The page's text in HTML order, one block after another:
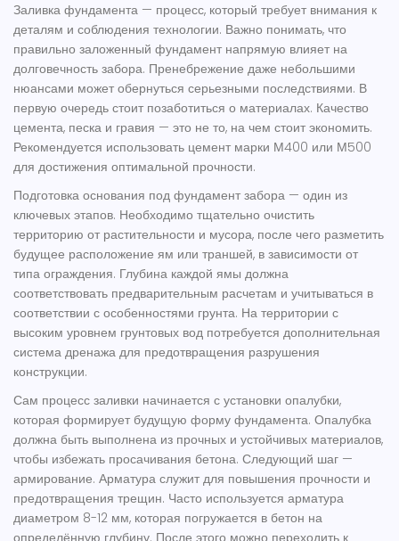
Заливка фундамента — процесс, который требует внимания к
деталям и соблюдения технологии. Важно понимать, что
правильно заложенный фундамент напрямую влияет на
долговечность забора. Пренебрежение даже небольшими
нюансами может обернуться серьезными последствиями. В
первую очередь стоит позаботиться о материалах. Качество
цемента, песка и гравия — это не то, на чем стоит экономить.
Рекомендуется использовать цемент марки М400 или М500
для достижения оптимальной прочности.
Подготовка основания под фундамент забора — один из
ключевых этапов. Необходимо тщательно очистить
территорию от растительности и мусора, после чего разметить
будущее расположение ям или траншей, в зависимости от
типа ограждения. Глубина каждой ямы должна
соответствовать предварительным расчетам и учитываться в
соответствии с особенностями грунта. На территории с
высоким уровнем грунтовых вод потребуется дополнительная
система дренажа для предотвращения разрушения
конструкции.
Сам процесс заливки начинается с установки опалубки,
которая формирует будущую форму фундамента. Опалубка
должна быть выполнена из прочных и устойчивых материалов,
чтобы избежать просачивания бетона. Следующий шаг —
армирование. Арматура служит для повышения прочности и
предотвращения трещин. Часто используется арматура
диаметром 8-12 мм, которая погружается в бетон на